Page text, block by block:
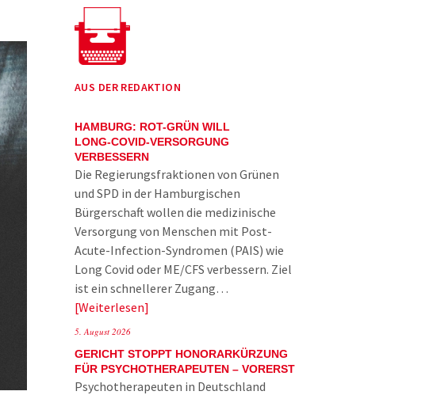
AUS DER REDAKTION
HAMBURG: ROT-GRÜN WILL
LONG-COVID-VERSORGUNG
VERBESSERN
Die Regierungsfraktionen von Grünen
und SPD in der Hamburgischen
Bürgerschaft wollen die medizinische
Versorgung von Menschen mit Post-
Acute-Infection-Syndromen (PAIS) wie
Long Covid oder ME/CFS verbessern. Ziel
ist ein schnellerer Zugang…
Weiterlesen
5. August 2026
GERICHT STOPPT HONORARKÜRZUNG
FÜR PSYCHOTHERAPEUTEN – VORERST
Psychotherapeuten in Deutschland